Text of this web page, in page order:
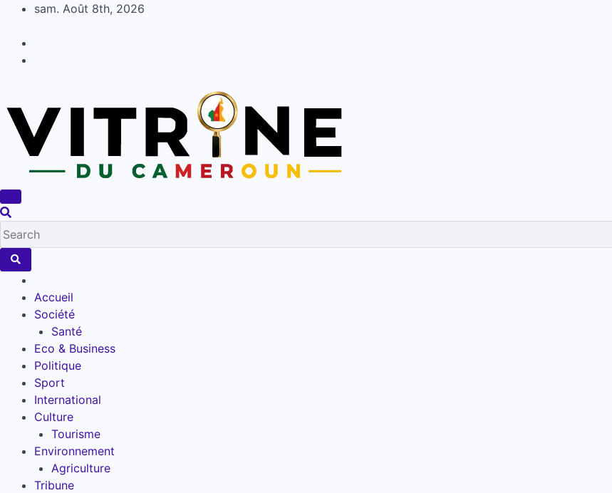
Skip
content
sam. Août 8th, 2026
Accueil
Société
Santé
Eco & Business
Politique
Sport
International
Culture
Tourisme
Environnement
Agriculture
Tribune